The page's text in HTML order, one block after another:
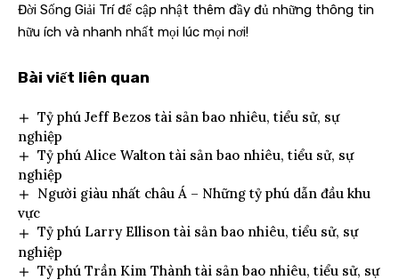
Đời Sống Giải Tríđể cập nhật thêm đầy đủ những thông tin
hữu ích và nhanh nhất mọi lúc mọi nơi!
Bài viết liên quan
Tỷ phú Jeff Bezos tài sản bao nhiêu, tiểu sử, sự
nghiệp
Tỷ phú Alice Walton tài sản bao nhiêu, tiểu sử, sự
nghiệp
Người giàu nhất châu Á – Những tỷ phú dẫn đầu khu
vực
Tỷ phú Larry Ellison tài sản bao nhiêu, tiểu sử, sự
nghiệp
Tỷ phú Trần Kim Thành tài sản bao nhiêu, tiểu sử, sự